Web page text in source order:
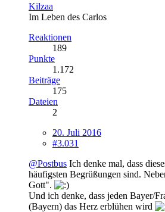
Kilzaa
Im Leben des Carlos
Reaktionen
189
Punkte
1.172
Beiträge
175
Dateien
2
20. Juli 2016
#3.031
@Postbus Ich denke mal, dass
häufigsten Begrüßungen sind.
Gott".
Und ich denke, dass jeden Bayer/
(Bayern) das Herz erblühen wird